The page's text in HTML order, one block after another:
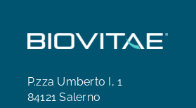
P.zza Umberto I, 1
84121 Salerno